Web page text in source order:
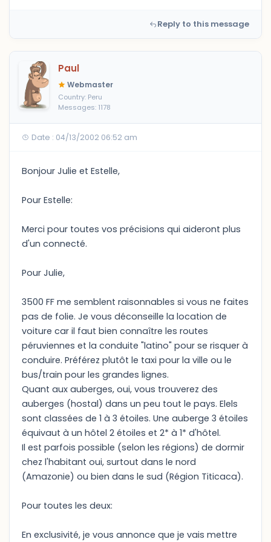
Reply to this message
Paul
Webmaster
Country: Peru
Messages: 1178
Date : 04/13/2002 06:52 am
Bonjour Julie et Estelle,
Pour Estelle:
Merci pour toutes vos précisions qui aideront plus
d'un connecté.
Pour Julie,
3500 FF me semblent raisonnables si vous ne faites
pas de folie. Je vous déconseille la location de
voiture car il faut bien connaître les routes
péruviennes et la conduite "latino" pour se risquer à
conduire. Préférez plutôt le taxi pour la ville ou le
bus/train pour les grandes lignes.
Quant aux auberges, oui, vous trouverez des
auberges (hostal) dans un peu tout le pays. Elels
sont classées de 1 à 3 étoiles. Une auberge 3 étoiles
équivaut à un hôtel 2 étoiles et 2* à 1* d'hôtel.
Il est parfois possible (selon les régions) de dormir
chez l'habitant oui, surtout dans le nord
(Amazonie) ou bien dans le sud (Région Titicaca).
Pour toutes les deux:
En exclusivité, je vous annonce que je vais mettre